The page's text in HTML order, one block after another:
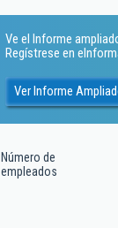
Ve el Informe
Regístrese en
Ver Informe
Número de
empleados